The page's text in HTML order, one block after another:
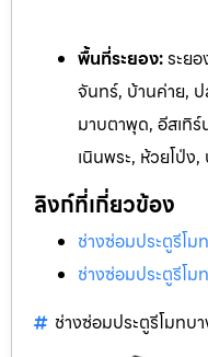
พื้นที่ระยอง:ระยอ
จันทร์, บ้านค่าย, ป
มาบตาพุด, อีสเทิ
เนินพระ, ห้วยโป่ง
ลิงก์ที่เกี่ยวข้อง
ช่างซ่อมประตูรีโ
ช่างซ่อมประตูรีโ
ช่างซ่อมประตูรีโมทบ